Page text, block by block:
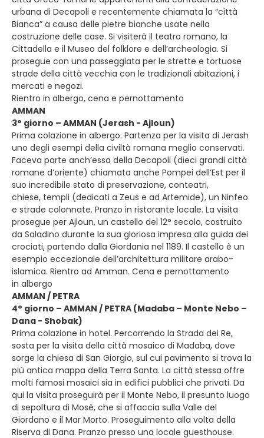
urbana di Decapoli e recentemente chiamata la “città
Bianca” a causa delle pietre bianche usate nella
costruzione delle case. Si visiterà il teatro romano, la
Cittadella e il Museo del folklore e dell’archeologia. Si
prosegue con una passeggiata per le strette e tortuose
strade della città vecchia con le tradizionali abitazioni, i
mercati e negozi.
Rientro in albergo, cena e pernottamento
AMMAN
3° giorno – AMMAN (Jerash - Ajloun)
Prima colazione in albergo. Partenza per la visita di Jerash
uno degli esempi della civiltà romana meglio conservati.
Faceva parte anch’essa della Decapoli (dieci grandi città
romane d’oriente) chiamata anche Pompei dell’Est per il
suo incredibile stato di preservazione, conteatri,
chiese, templi (dedicati a Zeus e ad Artemide), un Ninfeo
e strade colonnate. Pranzo in ristorante locale. La visita
prosegue per Ajloun, un castello del 12° secolo, costruito
da Saladino durante la sua gloriosa impresa alla guida dei
crociati, partendo dalla Giordania nel 1189. Il castello è un
esempio eccezionale dell’architettura militare arabo-
islamica. Rientro ad Amman. Cena e pernottamento
in albergo
AMMAN / PETRA
4° giorno – AMMAN / PETRA (Madaba – Monte Nebo –
Dana - Shobak)
Prima colazione in hotel. Percorrendo la Strada dei Re,
sosta per la visita della città mosaico di Madaba, dove
sorge la chiesa di San Giorgio, sul cui pavimento si trova la
più antica mappa della Terra Santa. La città stessa offre
molti famosi mosaici sia in edifici pubblici che privati. Da
qui la visita proseguirà per il Monte Nebo, il presunto luogo
di sepoltura di Mosè, che si affaccia sulla Valle del
Giordano e il Mar Morto. Proseguimento alla volta della
Riserva di Dana. Pranzo presso una locale guesthouse.